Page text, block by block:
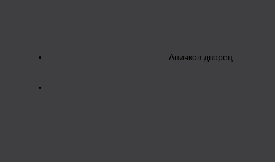
Аничков дворец